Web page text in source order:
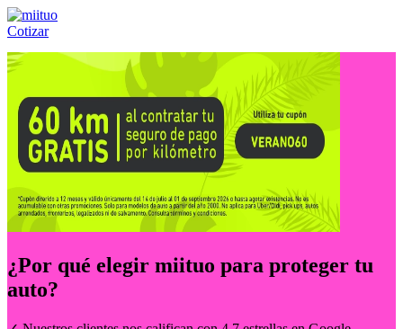
Cotizar
Llámanos al:(55) 84-21-05-00 ó
¿Por qué elegir miituo para proteger tu
auto?